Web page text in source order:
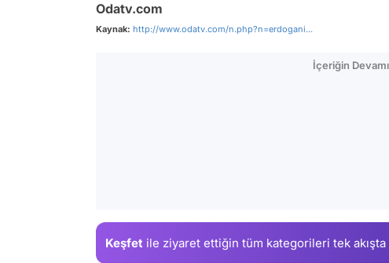
Odatv.com
Kaynak: http://www.odatv.com/n.php?n=erdogani...
İçeriğin
Keşfet ile ziyaret ettiğin tüm kategorileri tek akışta